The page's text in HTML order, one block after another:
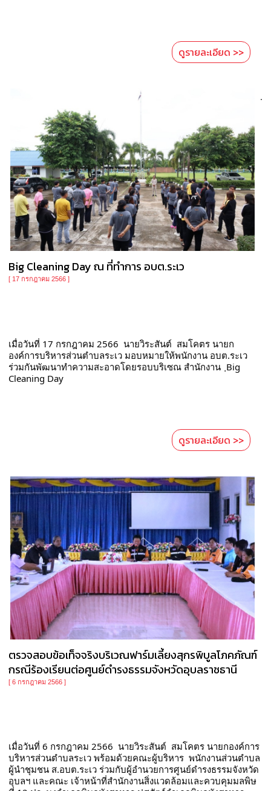
ดูรายละเอียด >>
Big Cleaning Day ณ ที่ทำการ อบต.ระเว
[ 17 กรกฎาคม 2566 ]
เมื่อวันที่ 17 กรกฎาคม 2566  นายวิระสันต์  สมโคตร นายก
องค์การบริหารส่วนตำบลระเว มอบหมายให้พนักงาน อบต.ระเว
ร่วมกันพัฒนาทำความสะอาดโดยรอบบริเซณ สำนักงาน  ฺBig
Cleaning Day
ดูรายละเอียด >>
ตรวจสอบข้อเท็จจริงบริเวณฟาร์มเลี้ยงสุกรพิบูลโภคภัณฑ์
กรณีร้องเรียนต่อศูนย์ดำรงธรรมจังหวัดอุบลราชธานี
[ 6 กรกฎาคม 2566 ]
เมื่อวันที่ 6 กรกฎาคม 2566  นายวิระสันต์  สมโคตร นายกองค์การ
บริหารส่วนตำบลระเว พร้อมด้วยคณะผู้บริหาร  พนักงานส่วนตำบล
ผู้นำชุมชน ส.อบต.ระเว ร่วมกับผู้อำนวยการศูนย์ดำรงธรรมจังหวัด
อุบลฯ และคณะ เจ้าหน้าที่สำนักงานสิ่งแวดล้อมและควบคุมมลพิษ